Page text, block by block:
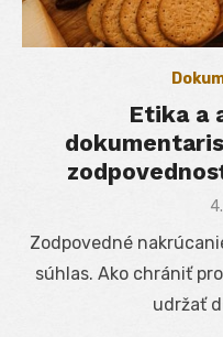
Etika a
Zodpovedné
súhlas. Ako chrániť
udržať